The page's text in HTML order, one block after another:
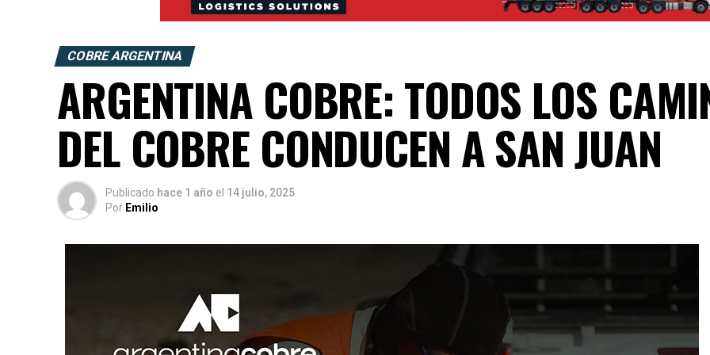
COBRE ARGENTINA
ARGENTINA COBRE: TODOS LOS
DEL COBRE CONDUCEN A SAN JUAN
Publicado hace 1 año el 14 julio, 2025
Por Emilio